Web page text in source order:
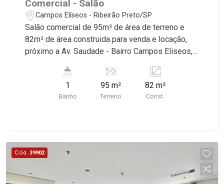
Comercial - Salão
Campos Elíseos - Ribeirão Preto/SP
Salão comercial de 95m² de área de terreno e
82m² de área construida para venda e locação,
próximo a Av. Saudade - Bairro Campos Eliseos,
deste imóvel que a Martinelli Imobiliária
selecionou para você: - 95m² de área de terreno
e 82m² de área construida - Recepção -
Lançamentos! Avenida João Fiúsa, 1051 - Alto da
Boa Vista | Ribeirão Preto.
1
Banho
95 m²
Terreno
82 m²
Const.
Cód. 39902